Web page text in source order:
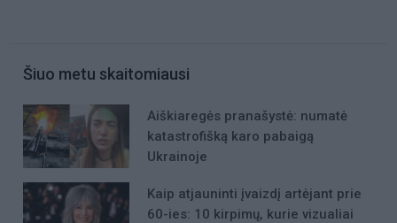
Šiuo metu skaitomiausi
Aiškiaregės pranašystė: numatė
katastrofišką karo pabaigą
Ukrainoje
Kaip atjauninti įvaizdį artėjant prie
60-ies: 10 kirpimų, kurie vizualiai